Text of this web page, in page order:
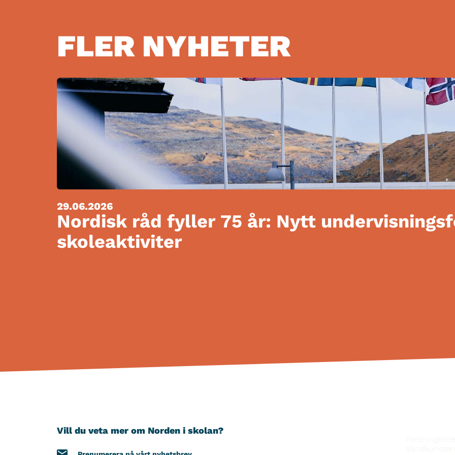
FLER NYHETER
29.06.2026
Nordisk råd fyller 75 år: Nytt
skoleaktiviter
Vill du veta mer om Norden i skolan?